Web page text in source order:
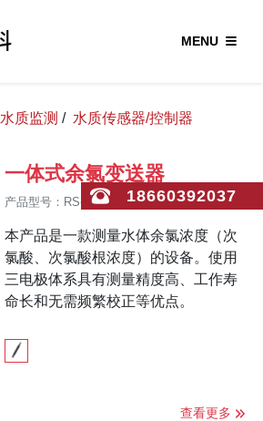
MENU
18660392037
水质监测 / 水质传感器/控制器
一体式余氯变送器
产品型号：RS-CL-N01-3
本产品是一款测量水体余氯浓度（次
氯酸、次氯酸根浓度）的设备。使用
三电极体系具有测量精度高、工作寿
命长和无需频繁校正等优点。
查看更多